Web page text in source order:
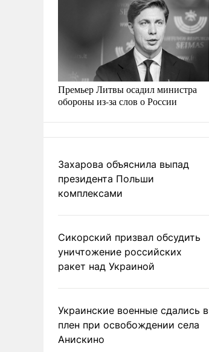
Премьер Литвы осадил министра
обороны из-за слов о России
Захарова объяснила выпад
президента Польши
комплексами
Сикорский призвал обсудить
уничтожение российских
ракет над Украиной
Украинские военные сдались в
плен при освобождении села
Анискино